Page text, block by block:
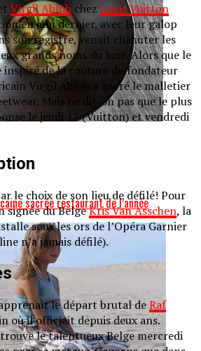
Virgil Abloh chez Louis Vuitton
en juin dernier, avec leur galop
son registre, venait chahuter les
grands noms du luxe. Alors que le
inspiré de la couture du fondateur
Virgil Abloh a ancré le malletier
Mais ne dit-on pas que le plus
le jeudi 17 (Vuitton) et vendredi
le choix de son lieu de défilé! Pour
signée du BelgeKris Van Asschen, la
sous les ors de l’Opéra Garnier
n’a jamais défilé).
le départ brutal deRaf
où il officiait depuis deux ans.
le talentueux Belge mercredi
sacrée restaurant de l’année